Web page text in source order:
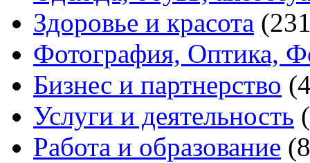
Здоровье и красота
Фотография, Оптика,
Бизнес и партнерство
Услуги и деятельность
Работа и образование